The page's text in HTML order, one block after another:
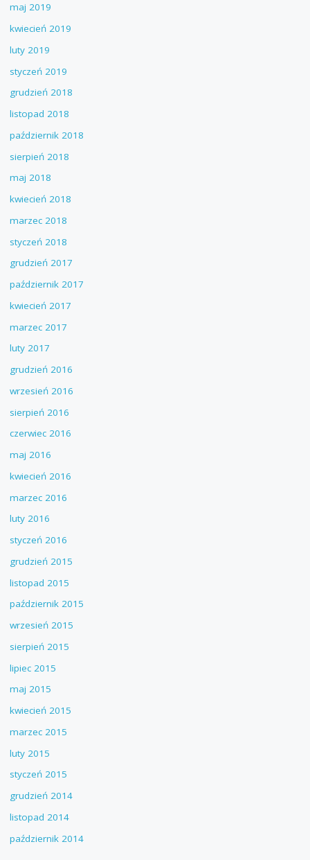
maj 2019
kwiecień 2019
luty 2019
styczeń 2019
grudzień 2018
listopad 2018
październik 2018
sierpień 2018
maj 2018
kwiecień 2018
marzec 2018
styczeń 2018
grudzień 2017
październik 2017
kwiecień 2017
marzec 2017
luty 2017
grudzień 2016
wrzesień 2016
sierpień 2016
czerwiec 2016
maj 2016
kwiecień 2016
marzec 2016
luty 2016
styczeń 2016
grudzień 2015
listopad 2015
październik 2015
wrzesień 2015
sierpień 2015
lipiec 2015
maj 2015
kwiecień 2015
marzec 2015
luty 2015
styczeń 2015
grudzień 2014
listopad 2014
październik 2014